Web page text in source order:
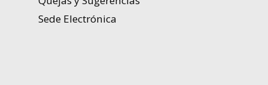
Sede Electrónica